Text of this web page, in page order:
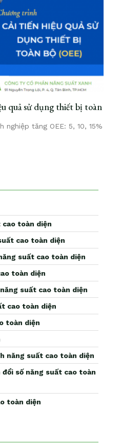
quả sử dụng thiết bị toàn
nghiệp tăng OEE: 5, 10, 15%
cao toàn diện
cao toàn diện
suất cao toàn diện
toàn diện
suất cao toàn diện
cao toàn diện
toàn diện
năng suất cao toàn diện
đổi số năng suất cao toàn
toàn diện